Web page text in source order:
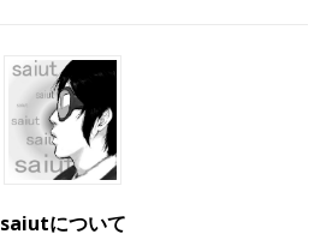
saiutについて